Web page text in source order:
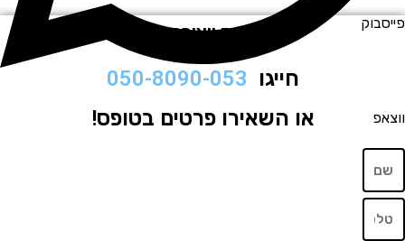
לתיאום ויצירת קשר
חייגו050-8090-053
או השאירו פרטים בטופס!